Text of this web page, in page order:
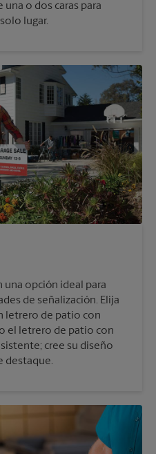
o dos caras para
lugar.
una opción ideal para
de señalización. Elija
letrero de patio con
el letrero de patio con
cree su diseño
destaque.